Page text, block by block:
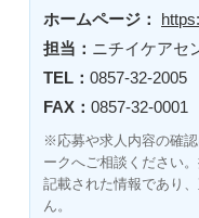
ホームページ：
担当： ニチイケアセ
TEL： 0857-32-2005
FAX： 0857-32-0001
※応募や求人内容の確
ークへご相談ください
記載された情報であり
ん。